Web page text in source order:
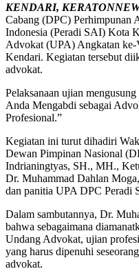
KENDARI,
Cabang (DPC) Perhimpunan
Indonesia (Peradi SAI) Kota
Advokat (UPA) Angkatan
Kendari. Kegiatan tersebut
advokat.
Pelaksanaan ujian
Anda Mengabdi sebagai
Profesional.”
Kegiatan ini turut dihadiri
Dewan Pimpinan Nasional
Indrianingtyas, SH., MH.,
Dr. Muhammad Dahlan
dan panitia UPA DPC Peradi
Dalam sambutannya, Dr.
bahwa sebagaimana
Undang Advokat, ujian
yang harus dipenuhi
advokat.